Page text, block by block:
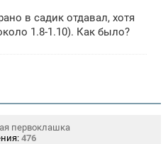
в садик отдавал, хотя
1.8-1.10). Как было?
первоклашка
476